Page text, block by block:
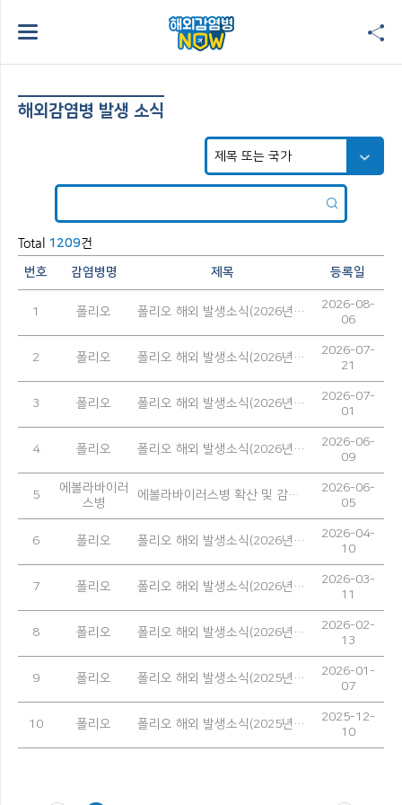
해외감염병 발생 소식
Total 1209건
번호 감염병명 제목 등록일
1 폴리오 폴리오 해외 발생소식(2026년 7월)
2026-08-
06
2 폴리오 폴리오 해외 발생소식(2026년 6월)
2026-07-
21
3 폴리오 폴리오 해외 발생소식(2026년 5월)
2026-07-
01
4 폴리오 폴리오 해외 발생소식(2026년 4월)
2026-06-
09
5
에볼라바이러
스병
에볼라바이러스병 확산 및 감염 예방을 위한 안내
2026-06-
05
6 폴리오 폴리오 해외 발생소식(2026년 3월)
2026-04-
10
7 폴리오 폴리오 해외 발생소식(2026년 2월)
2026-03-
11
8 폴리오 폴리오 해외 발생소식(2026년 1월)
2026-02-
13
9 폴리오 폴리오 해외 발생소식(2025년 12월)
2026-01-
07
10 폴리오 폴리오 해외 발생소식(2025년 11월)
2025-12-
10